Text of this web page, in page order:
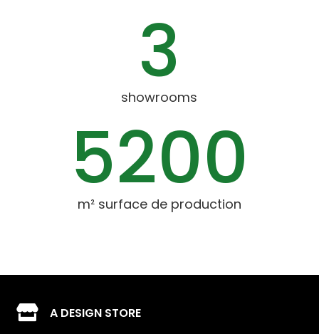
3
showrooms
5200
m² surface de production
 A DESIGN STORE